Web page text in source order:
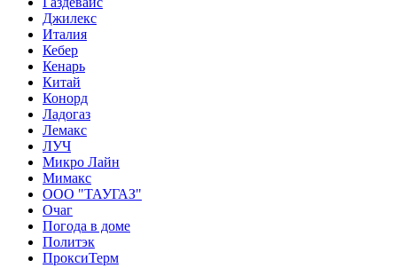
Джилекс
Италия
Кебер
Кенарь
Китай
Конорд
Ладогаз
Лемакс
ЛУЧ
Микро Лайн
Мимакс
ООО "ТАУГАЗ"
Очаг
Погода в доме
Политэк
ПроксиТерм